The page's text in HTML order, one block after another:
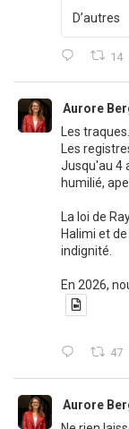
D’autres
14
Aurore
Les traques.
Les
Jusqu'au 4
humilié,
La loi de
Halimi et
indignité.
En 2026,
47
Aurore